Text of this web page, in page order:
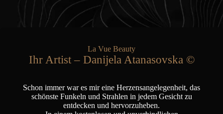
La Vue Beauty
Ihr Artist – Danijela Atanasovska ©
Schon immer war es mir eine Herzensangelegenheit, das
schönste Funkeln und Strahlen in jedem Gesicht zu
entdecken und hervorzuheben.